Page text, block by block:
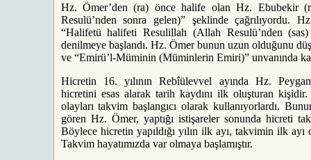
Hz. Ömer’den (ra) önce halife olan Hz. Ebubekir
Resulü’nden sonra gelen)” şeklinde çağrılıyordu.
“Halifetü halifeti Resulillah (Allah Resulü’nden
denilmeye başlandı. Hz. Ömer bunun uzun olduğunu
ve “Emirü’l-Müminin (Müminlerin Emiri)” unvanında
Hicretin 16. yılının Rebîülevvel ayında Hz.
hicretini esas alarak tarih kaydını ilk oluşturan
olayları takvim başlangıcı olarak kullanıyorlardı.
gören Hz. Ömer, yaptığı istişareler sonunda hicreti
Böylece hicretin yapıldığı yılın ilk ayı, takvimin ilk
Takvim hayatımızda var olmaya başlamıştır.